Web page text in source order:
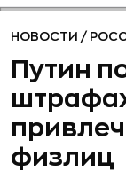
НОВОСТИ /
Путин
физлиц